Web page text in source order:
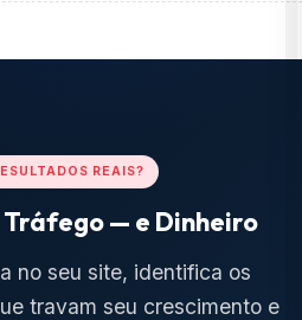
REAIS?
— e Dinheiro
no seu site, identifica os
travam seu crescimento e